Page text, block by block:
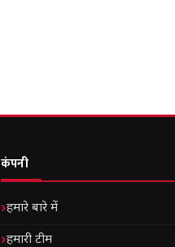
कंपनी
हमारे बारे में
हमारी टीम